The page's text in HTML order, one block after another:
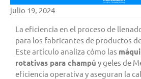
julio 19, 2024
La eficiencia en el proceso de
para los fabricantes de productos
Este artículo analiza cómo las
rotativas para champú y geles de
eficiencia operativa y aseguran la